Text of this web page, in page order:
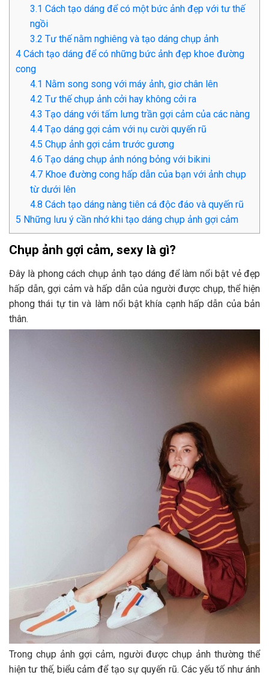
3.1 Cách tạo dáng để có một bức ảnh đẹp với tư thế
ngồi
3.2 Tư thế nằm nghiêng và tạo dáng chụp ảnh
4 Cách tạo dáng để có những bức ảnh đẹp khoe đường
cong
4.1 Nằm song song với máy ảnh, giơ chân lên
4.2 Tư thế chụp ảnh cởi hay không cởi ra
4.3 Tạo dáng với tấm lưng trần gợi cảm của các nàng
4.4 Tạo dáng gợi cảm với nụ cười quyến rũ
4.5 Chụp ảnh gợi cảm trước gương
4.6 Tạo dáng chụp ảnh nóng bỏng với bikini
4.7 Khoe đường cong hấp dẫn của bạn với ảnh chụp
từ dưới lên
4.8 Cách tạo dáng nàng tiên cá độc đáo và quyến rũ
5 Những lưu ý cần nhớ khi tạo dáng chụp ảnh gợi cảm
Chụp ảnh gợi cảm, sexy là gì?
Đây là phong cách chụp ảnh tạo dáng để làm nổi bật vẻ đẹp
hấp dẫn, gợi cảm và hấp dẫn của người được chụp, thể hiện
phong thái tự tin và làm nổi bật khía cạnh hấp dẫn của bản
thân.
Trong chụp ảnh gợi cảm, người được chụp ảnh thường thể
hiện tư thế, biểu cảm để tạo sự quyến rũ. Các yếu tố như ánh